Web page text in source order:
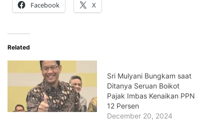
Facebook X
Related
Sri Mulyani Bungkam saat
Ditanya Seruan Boikot
Pajak Imbas Kenaikan PPN
12 Persen
December 20, 2024